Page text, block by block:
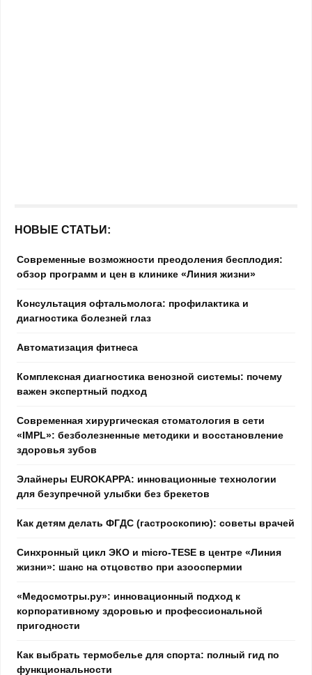
НОВЫЕ СТАТЬИ:
Современные возможности преодоления бесплодия:
обзор программ и цен в клинике «Линия жизни»
Консультация офтальмолога: профилактика и
диагностика болезней глаз
Автоматизация фитнеса
Комплексная диагностика венозной системы: почему
важен экспертный подход
Современная хирургическая стоматология в сети
«IMPL»: безболезненные методики и восстановление
здоровья зубов
Элайнеры EUROKAPPA: инновационные технологии
для безупречной улыбки без брекетов
Как детям делать ФГДС (гастроскопию): советы врачей
Синхронный цикл ЭКО и micro-TESE в центре «Линия
жизни»: шанс на отцовство при азооспермии
«Медосмотры.ру»: инновационный подход к
корпоративному здоровью и профессиональной
пригодности
Как выбрать термобелье для спорта: полный гид по
функциональности